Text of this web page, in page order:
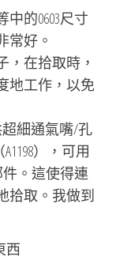
的0603尺寸
常好。
，在拾取時，
地工作，以免
超細通氣嘴/孔
A1198），可用
件。這使得連
拾取。我做到
西